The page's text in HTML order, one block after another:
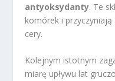
antyoksydanty. Te
komórek i
cery.
Kolejnym istotnym
miarę upływu lat